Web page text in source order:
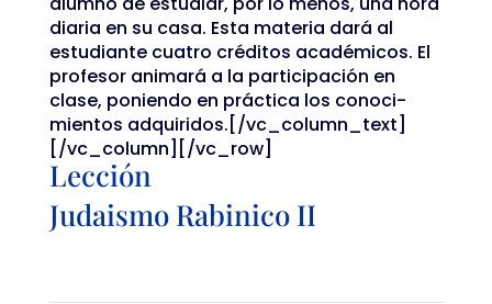
diaria en su casa. Esta materia dará al
estudiante cuatro créditos académicos. El
profesor animará a la participación en
clase, poniendo en práctica los conoci-
mientos adquiridos.[/vc_column_text]
[/vc_column][/vc_row]
Lección
Judaismo Rabinico II